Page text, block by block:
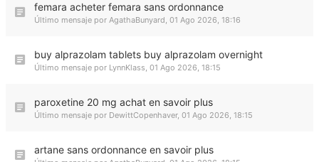
femara acheter femara sans ordonnance
Último mensaje por AgathaBunyard, 01 Ago 2026, 18:16
buy alprazolam tablets buy alprazolam overnight
Último mensaje por LynnKlass, 01 Ago 2026, 18:15
paroxetine 20 mg achat en savoir plus
Último mensaje por DewittCopenhaver, 01 Ago 2026, 18:15
artane sans ordonnance en savoir plus